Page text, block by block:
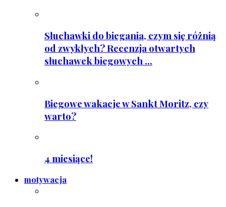
Słuchawki do biegania, czym się różnią
od zwykłych? Recenzja otwartych
słuchawek biegowych ...
Biegowe wakacje w Sankt Moritz, czy
warto?
4 miesiące!
motywacja